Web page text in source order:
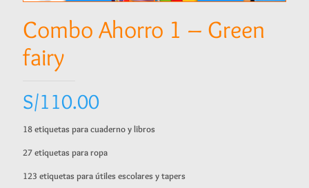
Combo Ahorro 1 – Green
fairy
S/110.00
18 etiquetas para cuaderno y libros
27 etiquetas para ropa
123 etiquetas para útiles escolares y tapers